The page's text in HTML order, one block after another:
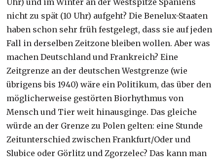
Uhr) und im Winter an der Westspitze Spaniens
nicht zu spät (10 Uhr) aufgeht? Die Benelux-Staaten
haben schon sehr früh festgelegt, dass sie auf jeden
Fall in derselben Zeitzone bleiben wollen. Aber was
machen Deutschland und Frankreich? Eine
Zeitgrenze an der deutschen Westgrenze (wie
übrigens bis 1940) wäre ein Politikum, das über den
möglicherweise gestörten Biorhythmus von
Mensch und Tier weit hinausginge. Das gleiche
würde an der Grenze zu Polen gelten: eine Stunde
Zeitunterschied zwischen Frankfurt/Oder und
Slubice oder Görlitz und Zgorzelec? Das kann man